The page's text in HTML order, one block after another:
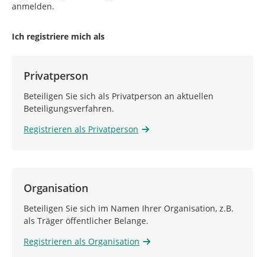
anmelden.
Ich registriere mich als
Privatperson
Beteiligen Sie sich als Privatperson an aktuellen
Beteiligungsverfahren.
Registrieren als Privatperson
Organisation
Beteiligen Sie sich im Namen Ihrer Organisation, z.B.
als Träger öffentlicher Belange.
Registrieren als Organisation